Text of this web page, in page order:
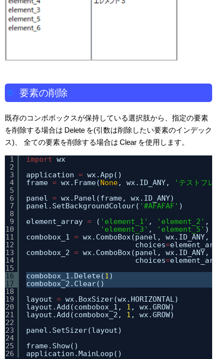
要素の削除
既存のコンボボックスが保持している選択肢から、指定の要素
を削除する場合は Delete を(引数は削除したい要素のインデック
ス)、 全ての要素を削除する場合は Clear を使用します。
1
2
3
4
5
6
7
8
9
10
11
12
13
14
15
16
17
18
19
20
21
22
23
24
25
26
import wx
application = wx.App()
frame = wx.Frame( None, wx.ID_ANY,
'テストフ
panel = wx.Panel(frame, wx.ID_ANY)
panel.SetBackgroundColour( '#AFAFAF' )
element_array = ( 'element_1' , 'element_2' ,
'element_3' , 'element_5' )
combobox_1 = wx.ComboBox(panel,
choices=
combobox_2 = wx.ComboBox(panel,
choices=
combobox_1.Delete(1)
combobox_2.Clear()
layout = wx.BoxSizer(wx.HORIZONTAL)
layout.Add(combobox_1, 1 , wx.GROW)
layout.Add(combobox_2, 1 , wx.GROW)
panel.SetSizer(layout)
frame.Show()
application.MainLoop()